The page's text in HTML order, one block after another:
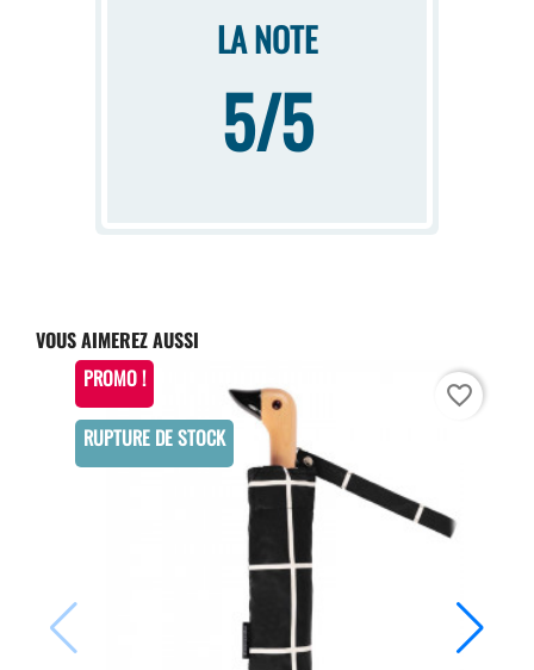
LA NOTE
5/5
VOUS AIMEREZ AUSSI
PROMO !
RUPTURE DE STOCK
favorite_border